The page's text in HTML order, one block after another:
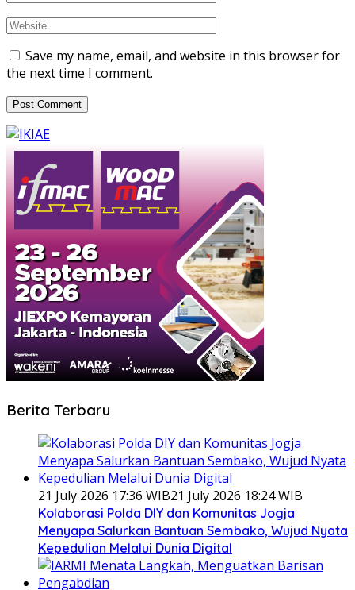
Save my name, email, and website in this browser for
the next time I comment.
Berita Terbaru
21 July 2026 17:36 WIB21 July 2026 18:24 WIB
Kolaborasi Polda DIY dan Komunitas Jogja
Menyapa Salurkan Bantuan Sembako, Wujud Nyata
Kepedulian Melalui Dunia Digital